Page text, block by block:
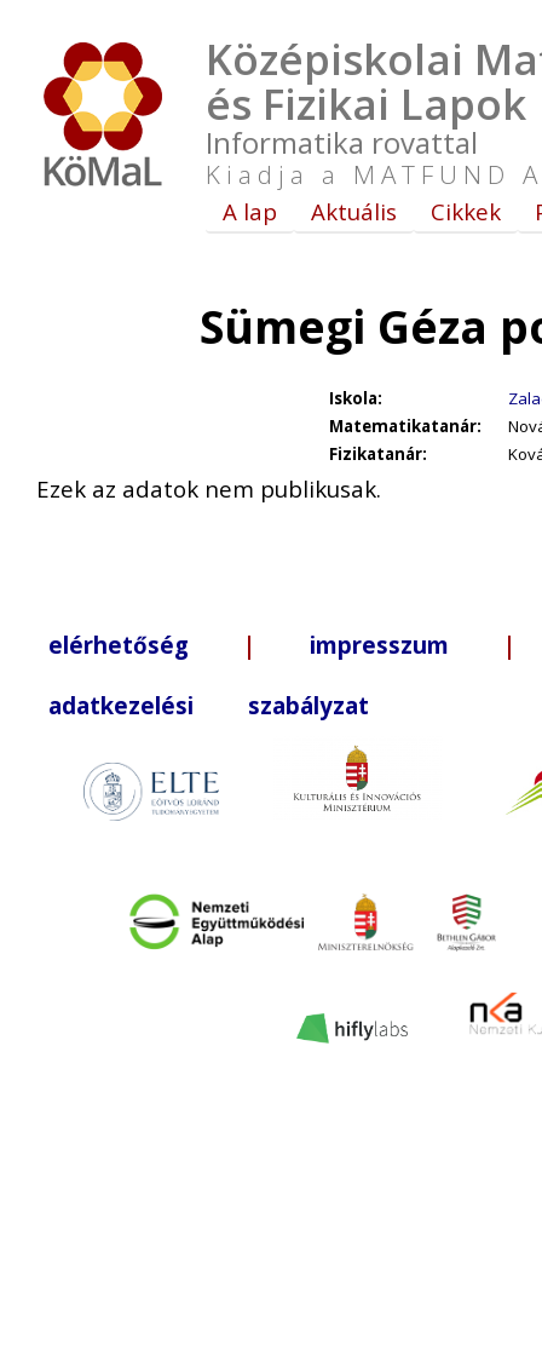
Középiskolai
és Fizikai Lapok
Informatika rovattal
Kiadja a MATFUND
A lap Aktuális Cikkek
Sümegi Géza
Iskola:
Matematikatanár:
Fizikatanár:
Ezek az adatok nem publikusak.
elérhetőség | impresszum |
adatkezelési szabályzat